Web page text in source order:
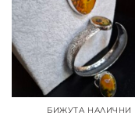
БИЖУТА НАЛИЧНИ